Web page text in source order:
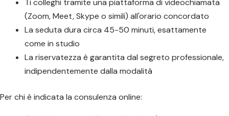
(Zoom, Meet, Skype o simili) all'orario concordato
La seduta dura circa 45-50 minuti, esattamente
come in studio
La riservatezza è garantita dal segreto professionale,
indipendentemente dalla modalità
Per chi è indicata la consulenza online: